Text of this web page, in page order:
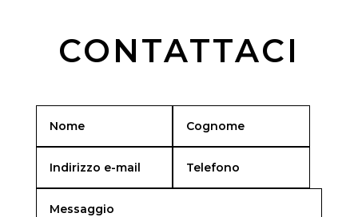
CONTATTACI